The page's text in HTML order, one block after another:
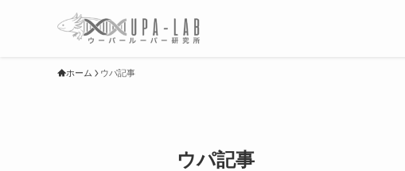
ホーム ウパ記事
ウパ記事